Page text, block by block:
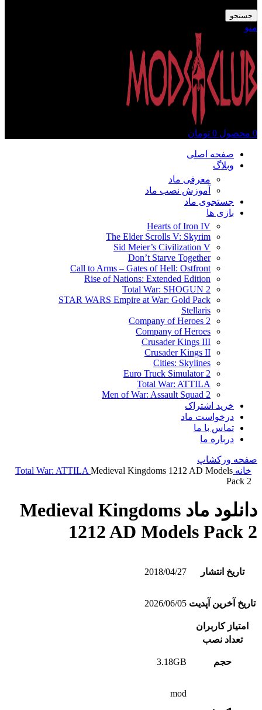
جستجو
منو
0 محصول 0 تومان
صفحه اصلی
وبلاگ
معرفی ماد
آموزش نصب ماد
جستجوی ماد
بازی ها
Hearts of Iron IV
The Elder Scrolls V: Skyrim
Sid Meier’s Civilization V
Don’t Starve Together
Call to Arms – Gates of Hell: Ostfront
Rise of Nations: Extended Edition
Total War: SHOGUN 2
STAR WARS Empire at War: Gold Pack
Stellaris
Company of Heroes 2
Company of Heroes
Crusader Kings III
Crusader Kings II
Cities: Skylines
Euro Truck Simulator 2
Total War: ATTILA
Men of War: Assault Squad 2
خرید اشتراک
درخواست ماد
تماس با ما
درباره ما
صفحه ورکشاپ
خانه
Total War: ATTILA Medieval Kingdoms 1212 AD Models
Pack 2
دانلود ماد Medieval Kingdoms
1212 AD Models Pack 2
تاریخ انتشار 2018/04/27
تاریخ آخرین آپدیت 2026/06/05
امتیاز کاربران
تعداد نصب
حجم 3.18GB
mod